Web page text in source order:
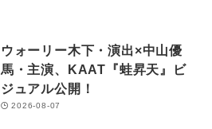
ウォーリー木下・演出×中山優
馬・主演、KAAT『蛙昇天』ビ
ジュアル公開！
2026-08-07